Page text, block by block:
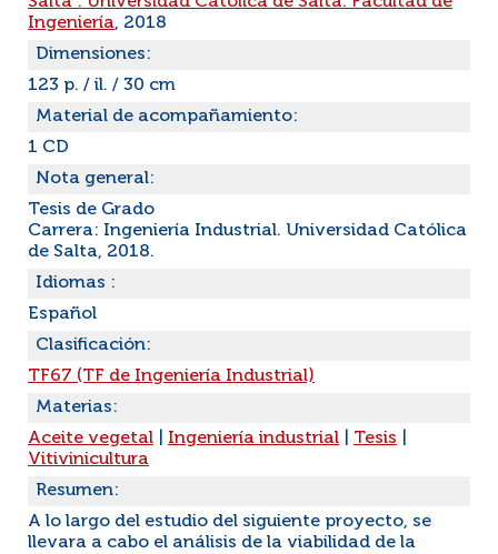
Ingeniería, 2018
Dimensiones:
123 p. / il. / 30 cm
Material de acompañamiento:
1 CD
Nota general:
Tesis de Grado
Carrera: Ingeniería Industrial. Universidad Católica
de Salta, 2018.
Idiomas :
Español
Clasificación:
TF67 (TF de Ingeniería Industrial)
Materias:
Aceite vegetal
Ingeniería industrial Tesis
Vitivinicultura
Resumen:
A lo largo del estudio del siguiente proyecto, se
llevara a cabo el análisis de la viabilidad de la